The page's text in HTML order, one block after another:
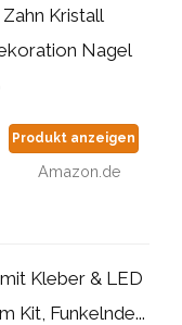
Kristall
Nagel
Produkt anzeigen
Amazon.de
Kleber & LED
Kit, Funkelnde...